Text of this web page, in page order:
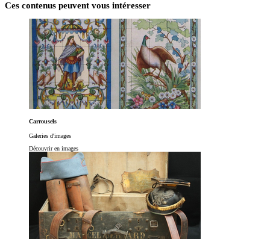
Ces contenus peuvent vous intéresser
Carrousels
Galeries d'images
Découvrir en images